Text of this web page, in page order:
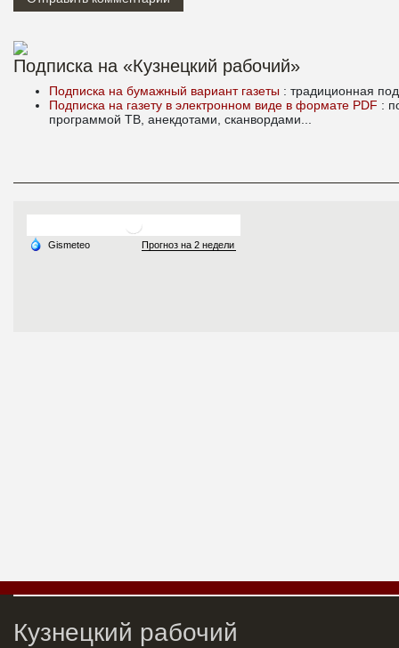
Подписка на «Кузнецкий рабочий»
Подписка на бумажный вариант газеты : традиционная
Подписка на газету в электронном виде в формате PDF :
программой ТВ, анекдотами, сканвордами...
Кузнецкий рабочий